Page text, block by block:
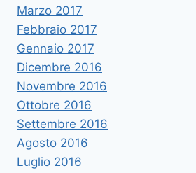
Marzo 2017
Febbraio 2017
Gennaio 2017
Dicembre 2016
Novembre 2016
Ottobre 2016
Settembre 2016
Agosto 2016
Luglio 2016